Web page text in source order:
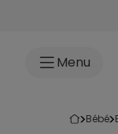
Menu
bébé